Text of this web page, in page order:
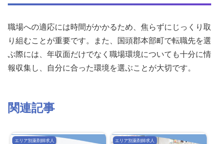
職場への適応には時間がかかるため、焦らずにじっくり取
り組むことが重要です。また、国頭郡本部町で転職先を選
ぶ際には、年収面だけでなく職場環境についても十分に情
報収集し、自分に合った環境を選ぶことが大切です。
関連記事
エリア別薬剤師求人 エリア別薬剤師求人